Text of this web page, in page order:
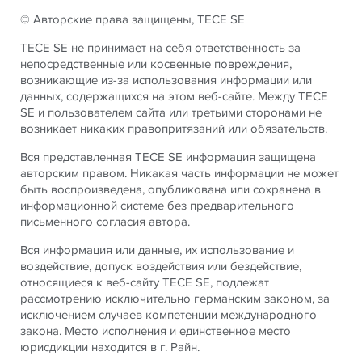
© Авторские права защищены, TECE SE
TECE SE не принимает на себя ответственность за
непосредственные или косвенные повреждения,
возникающие из-за использования информации или
данных, содержащихся на этом веб-сайте. Между TECE
SE и пользователем сайта или третьими сторонами не
возникает никаких правопритязаний или обязательств.
Вся представленная TECE SE информация защищена
авторским правом. Никакая часть информации не может
быть воспроизведена, опубликована или сохранена в
информационной системе без предварительного
письменного согласия автора.
Вся информация или данные, их использование и
воздействие, допуск воздействия или бездействие,
относящиеся к веб-сайту TECE SE, подлежат
рассмотрению исключительно германским законом, за
исключением случаев компетенции международного
закона. Место исполнения и единственное место
юрисдикции находится в г. Райн.